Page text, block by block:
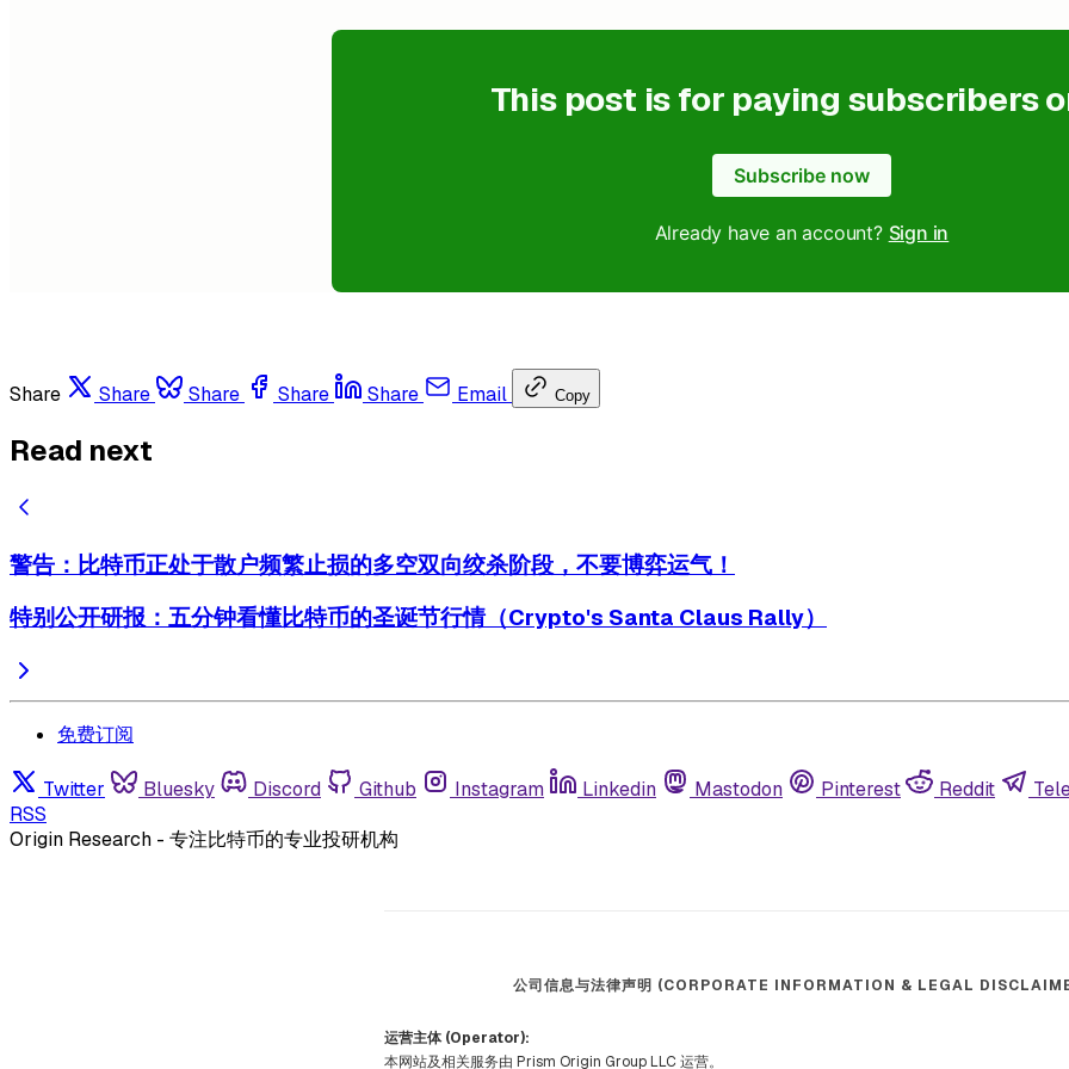
This post is for paying subscribers
Subscribe now
Already have an account? Sign in
Share Share Share Share Share Email Copy
Read next
警告：比特币正处于散户频繁止损的多空双向绞杀阶段，不要博弈运气！
特别公开研报：五分钟看懂比特币的圣诞节行情（Crypto's Santa Claus Rally）
免费订阅
Twitter Bluesky Discord Github Instagram Linkedin Mastodon Pinterest Reddit
RSS
Origin Research - 专注比特币的专业投研机构
公司信息与法律声明 (CORPORATE INFORMATION & LEGAL
运营主体 (Operator):
本网站及相关服务由 Prism Origin Group LLC 运营。